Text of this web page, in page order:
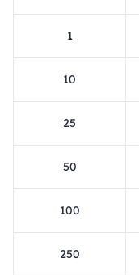
1
10
25
50
100
250